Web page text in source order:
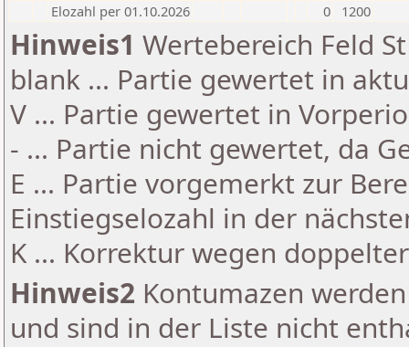
Elozahl per 01.10.2026
0 1200
Hinweis1 Wertebereich Feld
blank ... Partie gewertet in
V ... Partie gewertet in
- ... Partie nicht gewertet, da
E ... Partie vorgemerkt zur
Einstiegselozahl in der
K ... Korrektur wegen
Hinweis2 Kontumazen
und sind in der Liste nicht